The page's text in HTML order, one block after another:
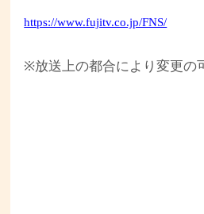
https://www.fujitv.co.jp/FNS/
※放送上の都合により変更の